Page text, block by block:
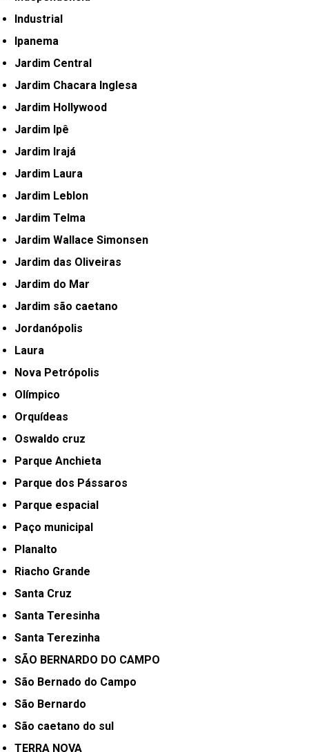
Industrial
Ipanema
Jardim Central
Jardim Chacara Inglesa
Jardim Hollywood
Jardim Ipê
Jardim Irajá
Jardim Laura
Jardim Leblon
Jardim Telma
Jardim Wallace Simonsen
Jardim das Oliveiras
Jardim do Mar
Jardim são caetano
Jordanópolis
Laura
Nova Petrópolis
Olímpico
Orquídeas
Oswaldo cruz
Parque Anchieta
Parque dos Pássaros
Parque espacial
Paço municipal
Planalto
Riacho Grande
Santa Cruz
Santa Teresinha
Santa Terezinha
SÃO BERNARDO DO CAMPO
São Bernado do Campo
São Bernardo
São caetano do sul
TERRA NOVA